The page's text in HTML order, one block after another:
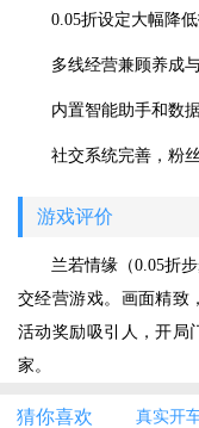
0.05折设定大幅降
多线经营兼顾养成
内置智能助手和数
社交系统完善，粉
游戏评价
兰若情缘（0.05折
交经营游戏。画面精致
活动奖励吸引人，开局
家。
猜你喜欢 真实开